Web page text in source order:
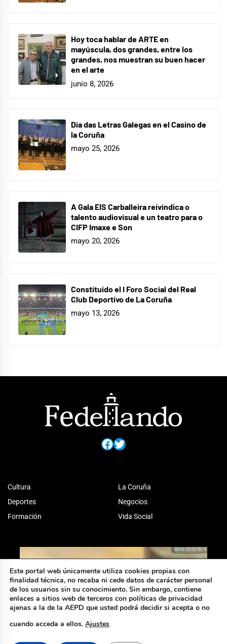
Hoy toca hablar de ARTE en
mayúscula, dos grandes, entre los
grandes, nos muestran su buen hacer
en el arte
junio 8, 2026
Día das Letras Galegas en el Casino de
la Coruña
mayo 25, 2026
A Gala EIS Carballeira reivindica o
talento audiovisual e un teatro para o
CIFP Imaxe e Son
mayo 20, 2026
Constituido el I Foro Social del Real
Club Deportivo de La Coruña
mayo 13, 2026
Facebook
Twitter
Cultura
Deportes
Formación
La Coruña
Negocios
Vida Social
Este portal web únicamente utiliza cookies propias con
finalidad técnica, no recaba ni cede datos de carácter personal
de los usuarios sin su conocimiento. Sin embargo, contiene
enlaces a sitios web de terceros con políticas de privacidad
ajenas a la de la AEPD que usted podrá decidir si acepta o no
cuando acceda a ellos. Ajustes